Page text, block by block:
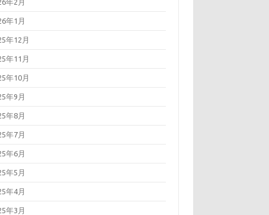
年2月
年1月
年12月
年11月
年10月
年9月
年8月
年7月
年6月
年5月
年4月
年3月